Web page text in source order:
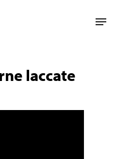
laccate